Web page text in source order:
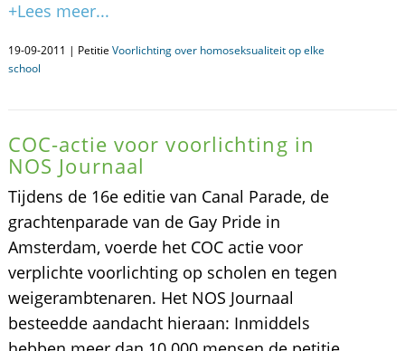
+Lees meer...
19-09-2011 | Petitie Voorlichting over homoseksualiteit op elke
school
COC-actie voor voorlichting in
NOS Journaal
Tijdens de 16e editie van Canal Parade, de
grachtenparade van de Gay Pride in
Amsterdam, voerde het COC actie voor
verplichte voorlichting op scholen en tegen
weigerambtenaren. Het NOS Journaal
besteedde aandacht hieraan: Inmiddels